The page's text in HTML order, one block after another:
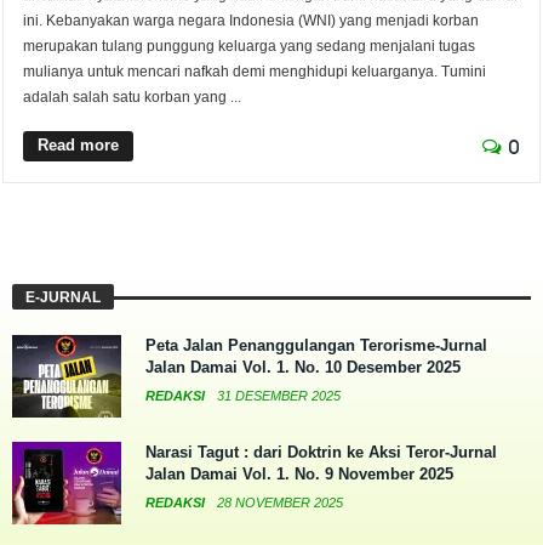
ini. Kebanyakan warga negara Indonesia (WNI) yang menjadi korban
merupakan tulang punggung keluarga yang sedang menjalani tugas
mulianya untuk mencari nafkah demi menghidupi keluarganya. Tumini
adalah salah satu korban yang ...
Read more 0
E-JURNAL
Peta Jalan Penanggulangan Terorisme-Jurnal
Jalan Damai Vol. 1. No. 10 Desember 2025
REDAKSI 31 DESEMBER 2025
Narasi Tagut : dari Doktrin ke Aksi Teror-Jurnal
Jalan Damai Vol. 1. No. 9 November 2025
REDAKSI 28 NOVEMBER 2025